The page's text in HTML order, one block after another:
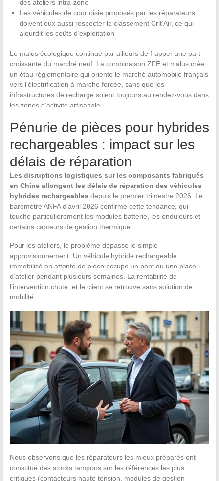
des ateliers intra-zone
Les véhicules de courtoisie proposés par les réparateurs
doivent eux aussi respecter le classement Crit’Air, ce qui
alourdit les coûts d’exploitation
Le malus écologique continue par ailleurs de frapper une part
croissante du marché neuf. La combinaison ZFE et malus crée
un étau réglementaire qui oriente le marché automobile français
vers l’électrification à marche forcée, sans que les
infrastructures de recharge soient toujours au rendez-vous dans
les zones d’activité artisanale.
Pénurie de pièces pour hybrides
rechargeables : impact sur les
délais de réparation
Les disruptions logistiques sur les composants fabriqués
en Chine allongent les délais de réparation des véhicules
hybrides rechargeables depuis le premier trimestre 2026. Le
baromètre ANFA d’avril 2026 confirme cette tendance, qui
touche particulièrement les modules batterie, les onduleurs et
certains capteurs de gestion thermique.
Pour les ateliers, le problème dépasse le simple
approvisionnement. Un véhicule hybride rechargeable
immobilisé en attente de pièce occupe un pont ou une place
d’atelier pendant plusieurs semaines. La rentabilité de
l’intervention chute, et le client se retrouve sans solution de
mobilité.
Nous observons que les réparateurs les mieux préparés ont
constitué des stocks tampons sur les références les plus
critiques (contacteurs haute tension, modules de gestion